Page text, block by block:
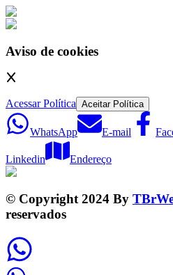
Aviso de cookies
Acessar Política Aceitar Política
WhatsApp E-mail
Linkedin Endereço
© Copyright 2024 By
reservados